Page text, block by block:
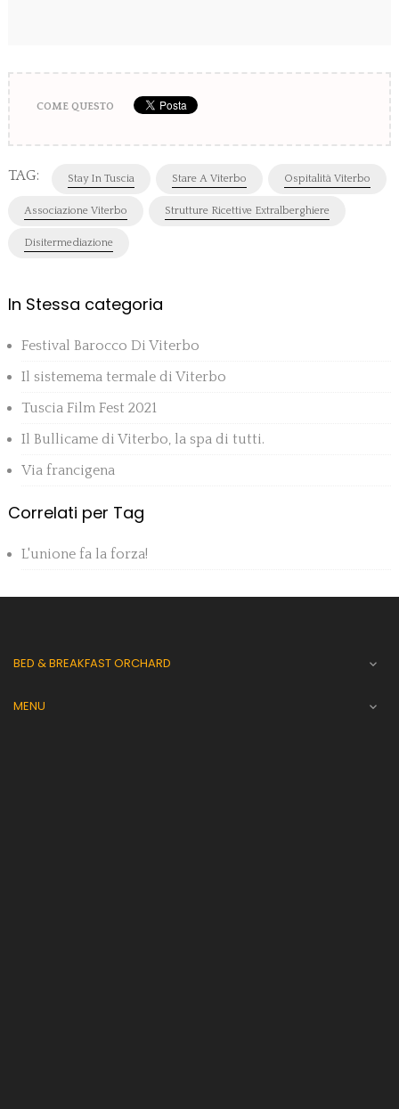
COME QUESTO
TAG: Stay In Tuscia Stare A Viterbo Ospitalità Viterbo
Associazione Viterbo Strutture Ricettive Extralberghiere
Disitermediazione
In Stessa categoria
Festival Barocco Di Viterbo
Il sistemema termale di Viterbo
Tuscia Film Fest 2021
Il Bullicame di Viterbo, la spa di tutti.
Via francigena
Correlati per Tag
L'unione fa la forza!
BED & BREAKFAST ORCHARD 
MENU 